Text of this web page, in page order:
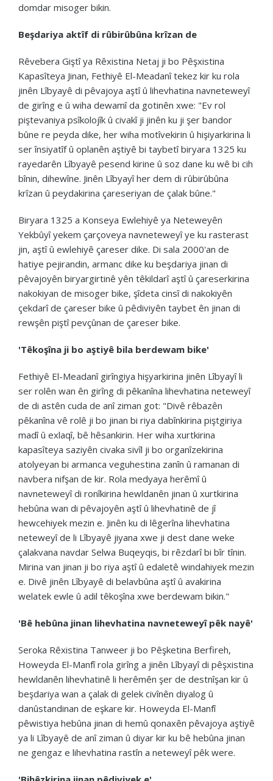
domdar misoger bikin.
Beşdariya aktîf di rûbirûbûna krîzan de
Rêvebera Giştî ya Rêxistina Netaj ji bo Pêşxistina
Kapasîteya Jinan, Fethiyê El-Meadanî tekez kir ku rola
jinên Lîbyayê di pêvajoya aştî û lihevhatina navneteweyî
de girîng e û wiha dewamî da gotinên xwe: "Ev rol
piştevaniya psîkolojîk û civakî ji jinên ku ji şer bandor
bûne re peyda dike, her wiha motîvekirin û hişiyarkirina li
ser însiyatîf û oplanên aştiyê bi taybetî biryara 1325 ku
rayedarên Lîbyayê pesend kirine û soz dane ku wê bi cih
bînin, dihewîne. Jinên Lîbyayî her dem di rûbirûbûna
krîzan û peydakirina çareseriyan de çalak bûne."
Biryara 1325 a Konseya Ewlehiyê ya Neteweyên
Yekbûyî yekem çarçoveya navneteweyî ye ku rasterast
jin, aştî û ewlehiyê çareser dike. Di sala 2000'an de
hatiye pejirandin, armanc dike ku beşdariya jinan di
pêvajoyên biryargirtinê yên têkildarî aştî û çareserkirina
nakokiyan de misoger bike, şîdeta cinsî di nakokiyên
çekdarî de çareser bike û pêdiviyên taybet ên jinan di
rewşên piştî pevçûnan de çareser bike.
'Têkoşîna ji bo aştiyê bila berdewam bike'
Fethiyê El-Meadanî girîngiya hişyarkirina jinên Lîbyayî li
ser rolên wan ên girîng di pêkanîna lihevhatina neteweyî
de di astên cuda de anî ziman got: "Divê rêbazên
pêkanîna vê rolê ji bo jinan bi riya dabînkirina piştgiriya
madî û exlaqî, bê hêsankirin. Her wiha xurtkirina
kapasîteya saziyên civaka sivîl ji bo organîzekirina
atolyeyan bi armanca veguhestina zanîn û ramanan di
navbera nifşan de kir. Rola medyaya herêmî û
navneteweyî di ronîkirina hewldanên jinan û xurtkirina
hebûna wan di pêvajoyên aştî û lihevhatinê de jî
hewcehiyek mezin e. Jinên ku di lêgerîna lihevhatina
neteweyî de li Lîbyayê jiyana xwe ji dest dane weke
çalakvana navdar Selwa Buqeyqis, bi rêzdarî bi bîr tînin.
Mirina van jinan ji bo riya aştî û edaletê windahiyek mezin
e. Divê jinên Lîbyayê di belavbûna aştî û avakirina
welatek ewle û adil têkoşîna xwe berdewam bikin."
'Bê hebûna jinan lihevhatina navneteweyî pêk nayê'
Seroka Rêxistina Tanweer ji bo Pêşketina Berfireh,
Howeyda El-Manfî rola girîng a jinên Lîbyayî di pêşxistina
hewldanên lihevhatinê li herêmên şer de destnîşan kir û
beşdariya wan a çalak di gelek civînên diyalog û
danûstandinan de eşkare kir. Howeyda El-Manfî
pêwistiya hebûna jinan di hemû qonaxên pêvajoya aştiyê
ya li Lîbyayê de anî ziman û diyar kir ku bê hebûna jinan
ne gengaz e lihevhatina rastîn a neteweyî pêk were.